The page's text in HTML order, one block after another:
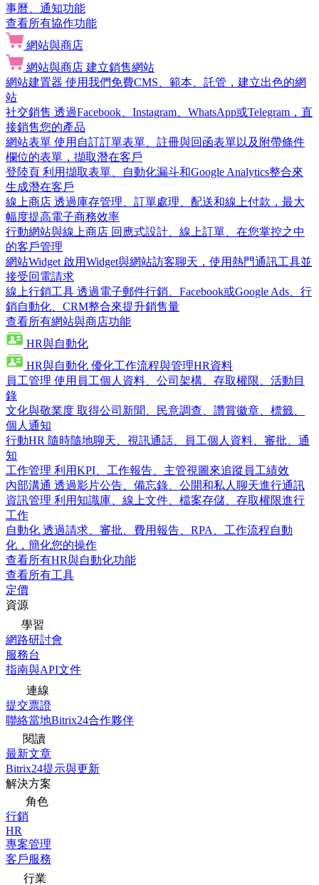
事曆、通知功能
查看所有協作功能
網站與商店
網站與商店 建立銷售網站
網站建置器 使用我們免費CMS、範本、託管，建立出色的網
站
社交銷售 透過Facebook、Instagram、WhatsApp或Telegram，直
接銷售您的產品
網站表單 使用自訂訂單表單、註冊與回函表單以及附帶條件
欄位的表單，擷取潛在客戶
登陸頁 利用擷取表單、自動化漏斗和Google Analytics整合來
生成潛在客戶
線上商店 透過庫存管理、訂單處理、配送和線上付款，最大
幅度提高電子商務效率
行動網站與線上商店 回應式設計、線上訂單、在您掌控之中
的客戶管理
網站Widget 啟用Widget與網站訪客聊天，使用熱門通訊工具並
接受回電請求
線上行銷工具 透過電子郵件行銷、Facebook或Google Ads、行
銷自動化、CRM整合來提升銷售量
查看所有網站與商店功能
HR與自動化
HR與自動化 優化工作流程與管理HR資料
員工管理 使用員工個人資料、公司架構、存取權限、活動目
錄
文化與敬業度 取得公司新聞、民意調查、讚賞徽章、標籤、
個人通知
行動HR 隨時隨地聊天、視訊通話、員工個人資料、審批、通
知
工作管理 利用KPI、工作報告、主管視圖來追蹤員工績效
內部溝通 透過影片公告、備忘錄、公開和私人聊天進行通訊
資訊管理 利用知識庫、線上文件、檔案存儲、存取權限進行
工作
自動化 透過請求、審批、費用報告、RPA、工作流程自動
化，簡化您的操作
查看所有HR與自動化功能
查看所有工具
定價
資源
學習
網路研討會
服務台
指南與API文件
連線
提交票證
聯絡當地Bitrix24合作夥伴
閱讀
最新文章
Bitrix24提示與更新
解決方案
角色
行銷
HR
專案管理
客戶服務
行業